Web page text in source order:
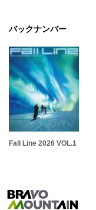
バックナンバー
Fall Line 2026 VOL.1